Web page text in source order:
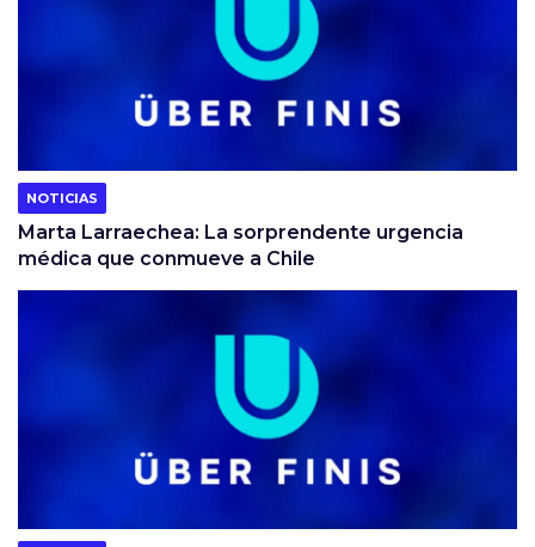
NOTICIAS
Marta Larraechea: La sorprendente urgencia
médica que conmueve a Chile